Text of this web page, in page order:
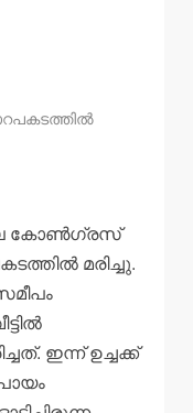
കോണ്‍ഗ്രസ്
മരിച്ചു.
ഇന്ന് ഉച്ചക്ക്